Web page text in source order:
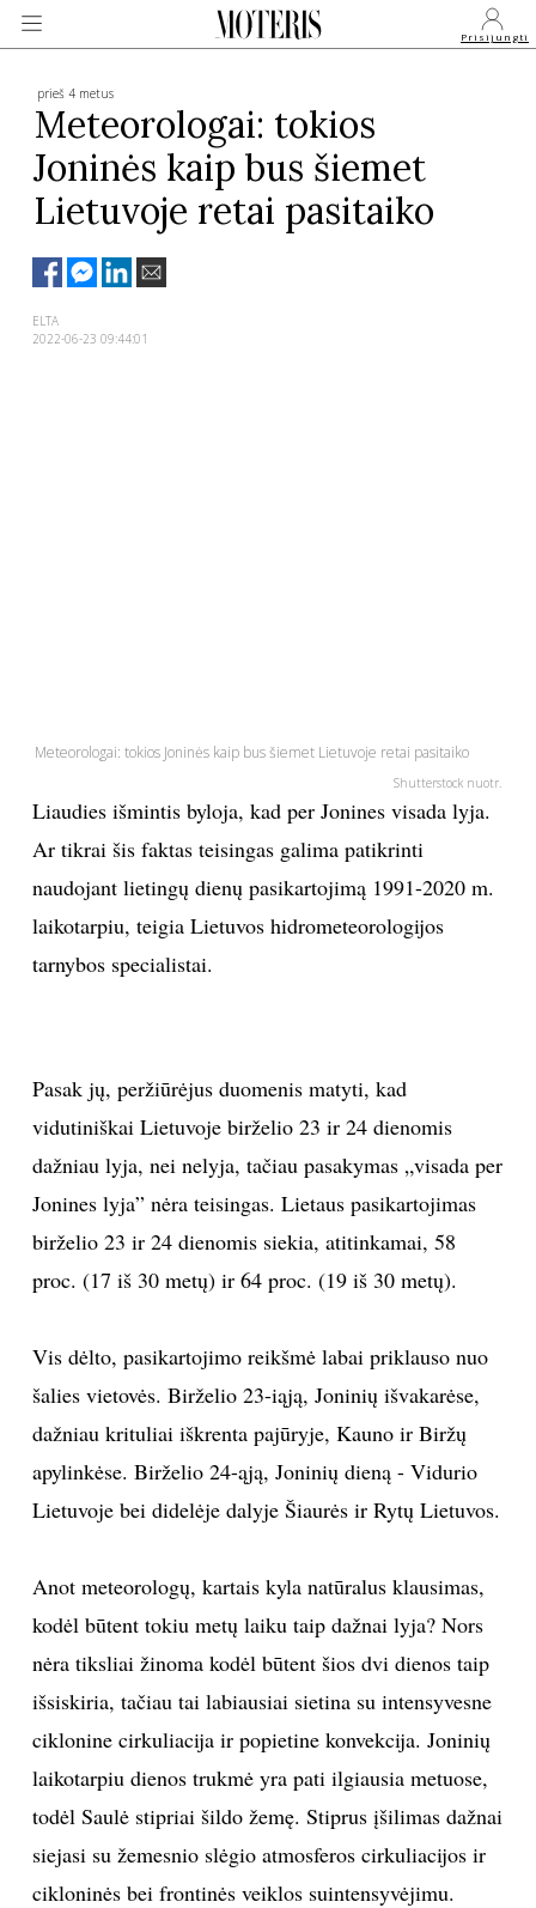
Prisijungti
VEIDAI
KULTŪRA
KINAS
SPORTAS
FOTOGRAFIJA
ĮDOMYBĖS
ISTORIJA
KNYGOS
NAMAI
VIRTUVĖ
RECEPTAI
prieš 4 metus
Meteorologai: tokios
Joninės kaip bus šiemet
Lietuvoje retai pasitaiko
ELTA
2022-06-23 09:44:01
Meteorologai: tokios Joninės kaip bus šiemet Lietuvoje retai pasitaiko
Shutterstock nuotr.
Liaudies išmintis byloja, kad per Jonines visada lyja.
Ar tikrai šis faktas teisingas galima patikrinti
naudojant lietingų dienų pasikartojimą 1991-2020 m.
laikotarpiu, teigia Lietuvos hidrometeorologijos
tarnybos specialistai.
Pasak jų, peržiūrėjus duomenis matyti, kad
vidutiniškai Lietuvoje birželio 23 ir 24 dienomis
dažniau lyja, nei nelyja, tačiau pasakymas „visada per
Jonines lyja” nėra teisingas. Lietaus pasikartojimas
birželio 23 ir 24 dienomis siekia, atitinkamai, 58
proc. (17 iš 30 metų) ir 64 proc. (19 iš 30 metų).
Vis dėlto, pasikartojimo reikšmė labai priklauso nuo
šalies vietovės. Birželio 23-iąją, Joninių išvakarėse,
dažniau krituliai iškrenta pajūryje, Kauno ir Biržų
apylinkėse. Birželio 24-ąją, Joninių dieną - Vidurio
Lietuvoje bei didelėje dalyje Šiaurės ir Rytų Lietuvos.
Anot meteorologų, kartais kyla natūralus klausimas,
kodėl būtent tokiu metų laiku taip dažnai lyja? Nors
nėra tiksliai žinoma kodėl būtent šios dvi dienos taip
išsiskiria, tačiau tai labiausiai sietina su intensyvesne
ciklonine cirkuliacija ir popietine konvekcija. Joninių
laikotarpiu dienos trukmė yra pati ilgiausia metuose,
todėl Saulė stipriai šildo žemę. Stiprus įšilimas dažnai
siejasi su žemesnio slėgio atmosferos cirkuliacijos ir
cikloninės bei frontinės veiklos suintensyvėjimu.